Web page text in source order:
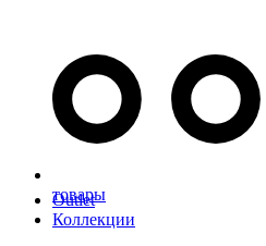
товары
Outlet
Коллекции